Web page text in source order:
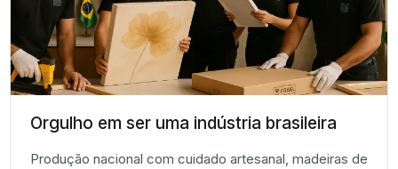
Orgulho em ser uma indústria brasileira
Produção nacional com cuidado artesanal, madeiras de